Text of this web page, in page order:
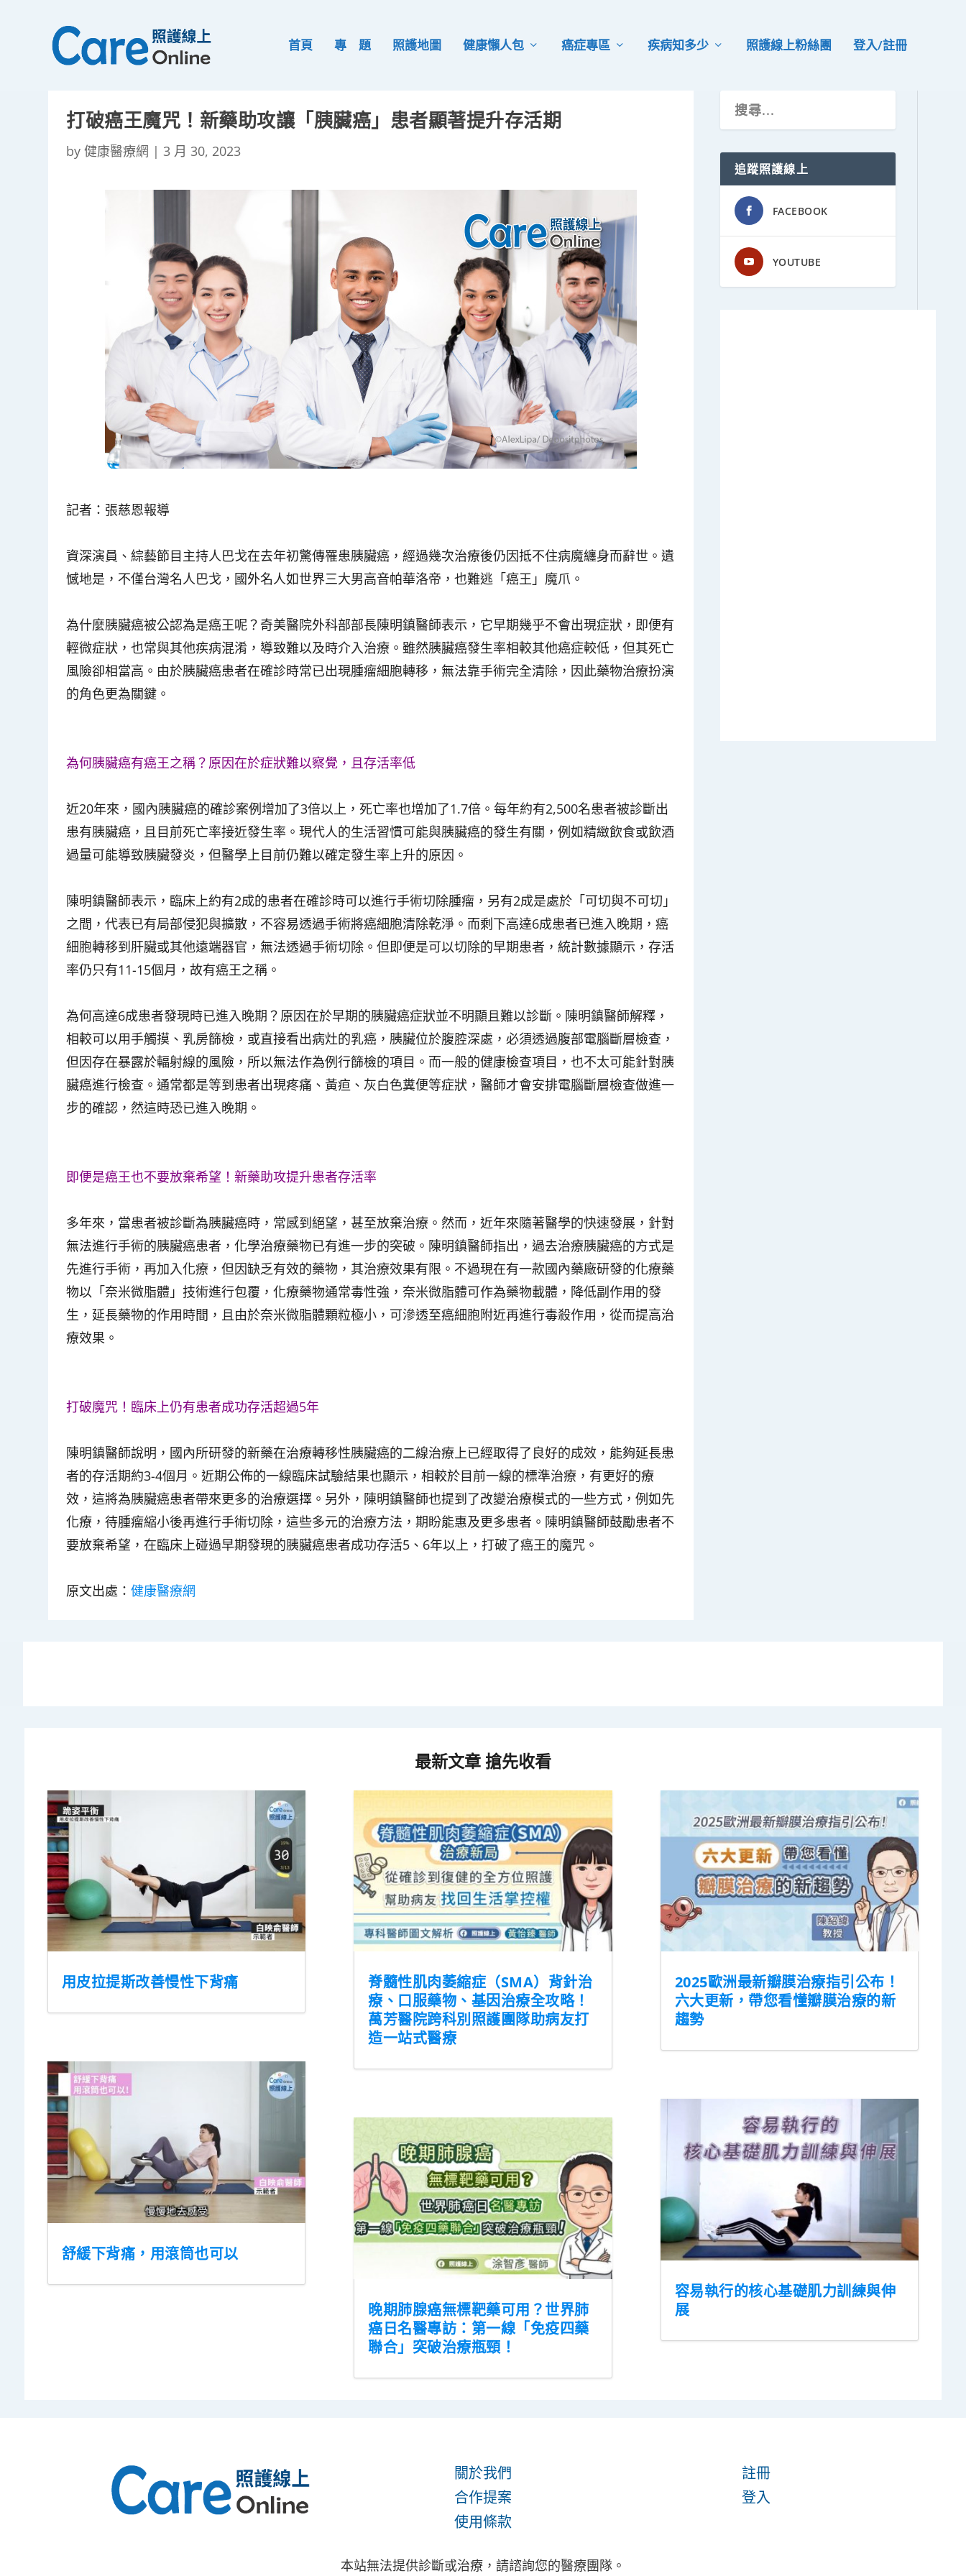
首頁 專 題 照護地圖 健康懶人包 癌症專區 疾病知多少 照護線上粉絲團 登入/註冊
打破癌王魔咒！新藥助攻讓「胰臟癌」患者顯著提升存活期
by健康醫療網 |3 月 30, 2023
記者：張慈恩報導
資深演員、綜藝節目主持人巴戈在去年初驚傳罹患胰臟癌，經過幾次治療後仍因抵不住病魔纏身而辭世。遺
憾地是，不僅台灣名人巴戈，國外名人如世界三大男高音帕華洛帝，也難逃「癌王」魔爪。
為什麼胰臟癌被公認為是癌王呢？奇美醫院外科部部長陳明鎮醫師表示，它早期幾乎不會出現症狀，即便有
輕微症狀，也常與其他疾病混淆，導致難以及時介入治療。雖然胰臟癌發生率相較其他癌症較低，但其死亡
風險卻相當高。由於胰臟癌患者在確診時常已出現腫瘤細胞轉移，無法靠手術完全清除，因此藥物治療扮演
的角色更為關鍵。
為何胰臟癌有癌王之稱？原因在於症狀難以察覺，且存活率低
近20年來，國內胰臟癌的確診案例增加了3倍以上，死亡率也增加了1.7倍。每年約有2,500名患者被診斷出
患有胰臟癌，且目前死亡率接近發生率。現代人的生活習慣可能與胰臟癌的發生有關，例如精緻飲食或飲酒
過量可能導致胰臟發炎，但醫學上目前仍難以確定發生率上升的原因。
陳明鎮醫師表示，臨床上約有2成的患者在確診時可以進行手術切除腫瘤，另有2成是處於「可切與不可切」
之間，代表已有局部侵犯與擴散，不容易透過手術將癌細胞清除乾淨。而剩下高達6成患者已進入晚期，癌
細胞轉移到肝臟或其他遠端器官，無法透過手術切除。但即便是可以切除的早期患者，統計數據顯示，存活
率仍只有11-15個月，故有癌王之稱。
為何高達6成患者發現時已進入晚期？原因在於早期的胰臟癌症狀並不明顯且難以診斷。陳明鎮醫師解釋，
相較可以用手觸摸、乳房篩檢，或直接看出病灶的乳癌，胰臟位於腹腔深處，必須透過腹部電腦斷層檢查，
但因存在暴露於輻射線的風險，所以無法作為例行篩檢的項目。而一般的健康檢查項目，也不太可能針對胰
臟癌進行檢查。通常都是等到患者出現疼痛、黃疸、灰白色糞便等症狀，醫師才會安排電腦斷層檢查做進一
步的確認，然這時恐已進入晚期。
即便是癌王也不要放棄希望！新藥助攻提升患者存活率
多年來，當患者被診斷為胰臟癌時，常感到絕望，甚至放棄治療。然而，近年來隨著醫學的快速發展，針對
無法進行手術的胰臟癌患者，化學治療藥物已有進一步的突破。陳明鎮醫師指出，過去治療胰臟癌的方式是
先進行手術，再加入化療，但因缺乏有效的藥物，其治療效果有限。不過現在有一款國內藥廠研發的化療藥
物以「奈米微脂體」技術進行包覆，化療藥物通常毒性強，奈米微脂體可作為藥物載體，降低副作用的發
生，延長藥物的作用時間，且由於奈米微脂體顆粒極小，可滲透至癌細胞附近再進行毒殺作用，從而提高治
療效果。
打破魔咒！臨床上仍有患者成功存活超過5年
陳明鎮醫師說明，國內所研發的新藥在治療轉移性胰臟癌的二線治療上已經取得了良好的成效，能夠延長患
者的存活期約3-4個月。近期公佈的一線臨床試驗結果也顯示，相較於目前一線的標準治療，有更好的療
效，這將為胰臟癌患者帶來更多的治療選擇。另外，陳明鎮醫師也提到了改變治療模式的一些方式，例如先
化療，待腫瘤縮小後再進行手術切除，這些多元的治療方法，期盼能惠及更多患者。陳明鎮醫師鼓勵患者不
要放棄希望，在臨床上碰過早期發現的胰臟癌患者成功存活5、6年以上，打破了癌王的魔咒。
原文出處：健康醫療網
追蹤照護線上
FACEBOOK
YOUTUBE
最新文章 搶先收看
用皮拉提斯改善慢性下背痛
舒緩下背痛，用滾筒也可以
脊髓性肌肉萎縮症（SMA）背針治
療、口服藥物、基因治療全攻略！
萬芳醫院跨科別照護團隊助病友打
造一站式醫療
晚期肺腺癌無標靶藥可用？世界肺
癌日名醫專訪：第一線「免疫四藥
聯合」突破治療瓶頸！
2025歐洲最新瓣膜治療指引公布！
六大更新，帶您看懂瓣膜治療的新
趨勢
容易執行的核心基礎肌力訓練與伸
展
關於我們
合作提案
使用條款
註冊
登入
本站無法提供診斷或治療，請諮詢您的醫療團隊。